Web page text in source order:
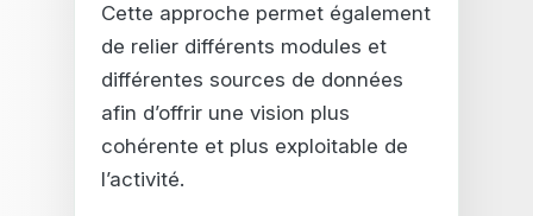
Cette approche permet également
de relier différents modules et
différentes sources de données
afin d’offrir une vision plus
cohérente et plus exploitable de
l’activité.